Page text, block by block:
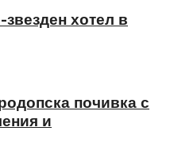
хотел в
почивка с
и